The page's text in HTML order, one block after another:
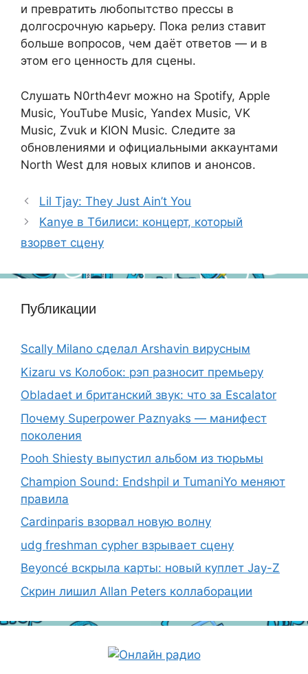
и превратить любопытство прессы в
долгосрочную карьеру. Пока релиз ставит
больше вопросов, чем даёт ответов — и в
этом его ценность для сцены.
Слушать N0rth4evr можно на Spotify, Apple
Music, YouTube Music, Yandex Music, VK
Music, Zvuk и KION Music. Следите за
обновлениями и официальными аккаунтами
North West для новых клипов и анонсов.
Lil Tjay: They Just Ain’t You
Kanye в Тбилиси: концерт, который
взорвет сцену
Публикации
Scally Milano сделал Arshavin вирусным
Kizaru vs Колобок: рэп разносит премьеру
Obladaet и британский звук: что за Escalator
Почему Superpower Paznyaks — манифест
поколения
Pooh Shiesty выпустил альбом из тюрьмы
Champion Sound: Endshpil и TumaniYo меняют
правила
Cardinparis взорвал новую волну
udg freshman cypher взрывает сцену
Beyoncé вскрыла карты: новый куплет Jay-Z
Скрин лишил Allan Peters коллаборации